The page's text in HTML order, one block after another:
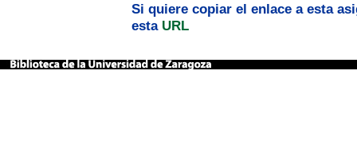
Si quiere copiar el enlace a esta
esta URL